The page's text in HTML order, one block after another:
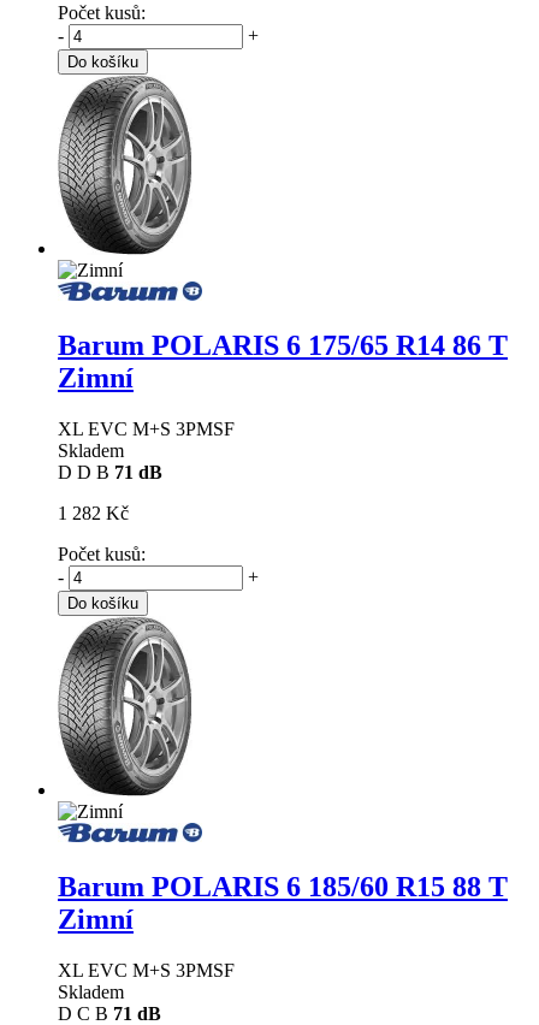
Počet kusů:
-
+
Do košíku
Barum POLARIS 6 175/65 R14 86 T
Zimní
XL EVC M+S 3PMSF
Skladem
D D B 71 dB
1 282 Kč
Počet kusů:
-
+
Do košíku
Barum POLARIS 6 185/60 R15 88 T
Zimní
XL EVC M+S 3PMSF
Skladem
D C B 71 dB